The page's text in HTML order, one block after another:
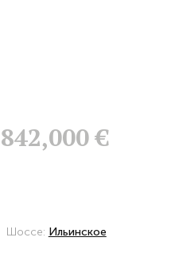
842,000 €
Шоссе: Ильинское